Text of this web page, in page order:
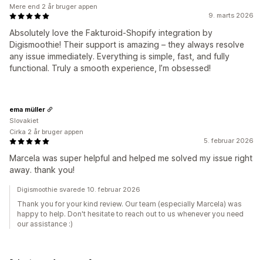
9. marts 2026
Absolutely love the Fakturoid-Shopify integration by
Digismoothie! Their support is amazing – they always resolve
any issue immediately. Everything is simple, fast, and fully
functional. Truly a smooth experience, I’m obsessed!
Mere end 2 år bruger appen
5. februar 2026
Marcela was super helpful and helped me solved my issue right
away. thank you!
ema müller
Slovakiet
Cirka 2 år bruger appen
Digismoothie svarede 10. februar 2026
Thank you for your kind review. Our team (especially Marcela) was
happy to help. Don't hesitate to reach out to us whenever you need
our assistance :)